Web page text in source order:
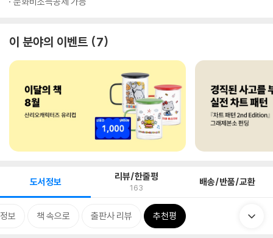
이 분야의 이벤트 7
도서정보 리뷰/한줄평
163 배송/반품/교환
보 책 속으로 출판사 리뷰 추천평